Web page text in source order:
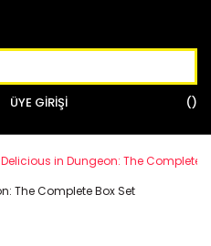
ÜYE GİRİŞİ
Delicious in Dungeon: The Complete